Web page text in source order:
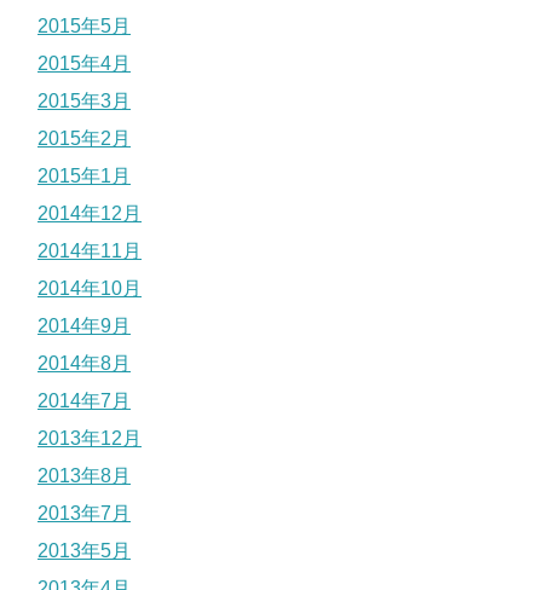
2015年5月
2015年4月
2015年3月
2015年2月
2015年1月
2014年12月
2014年11月
2014年10月
2014年9月
2014年8月
2014年7月
2013年12月
2013年8月
2013年7月
2013年5月